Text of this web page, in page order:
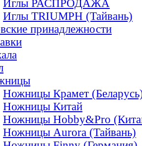
Иглы РАСПРОДАЖА
Иглы TRIUMPH (Тайвань)
принадлежности
Ножницы Крамет
Ножницы Китай
Ножницы Hobby&Pro
Ножницы Aurora (Тайвань)